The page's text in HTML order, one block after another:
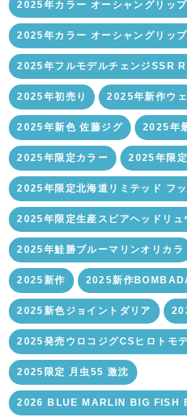
2025年カラー オーシャングリッ
2025年カラー オーシャングリッ
2025年フルモデルチェンジSSR
2025年初売り 2025年新作ウ
2025年新色 佐藤ジグ 2025年
2025年限定カラー 2025年限
2025年限定北海道リミテッド フ
2025年限定生産スピアヘッドリュ
2025年鮭勝ブルーマリンオリカラ
2025新作 2025新作
2025新色ジョイントダリア
2025発売ウロコジグCSヒロトモ
2025限定 月虫55 激沈
2026 BLUE MARLIN BIG FISH